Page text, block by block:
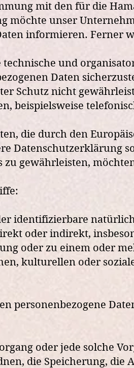
mit den für die
möchte unser
informieren. Ferner
und
Daten
Schutz nicht
beispielsweise
die durch den
Datenschutzerklärung
zu gewährleisten,
identifizierbare
oder indirekt,
oder zu einem oder
kulturellen oder
personenbezogene
oder jede solche
die Speicherung, die